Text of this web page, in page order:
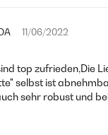
11/06/2022
top zufrieden,Die
selbst ist
sehr robust und